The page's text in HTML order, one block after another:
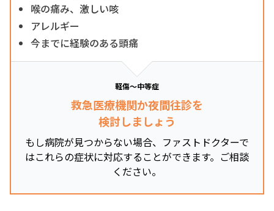
喉の痛み、激しい咳
アレルギー
今までに経験のある頭痛
軽傷～中等症
救急医療機関か夜間往診を
検討しましょう
もし病院が見つからない場合、ファストドクターで
はこれらの症状に対応することができます。ご相談
ください。